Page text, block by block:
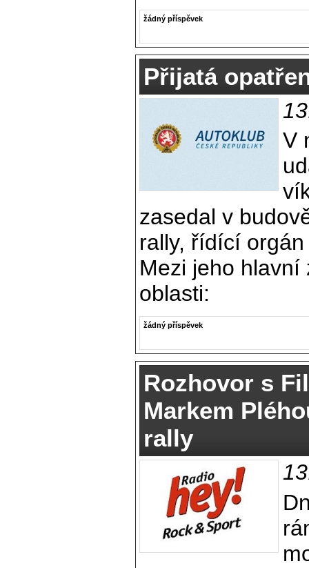
žádný příspěvek
Přijatá
V
zasedal v
rally, řídící
Mezi jeho
oblasti:
žádný příspěvek
Rozhovor s
Markem
rally